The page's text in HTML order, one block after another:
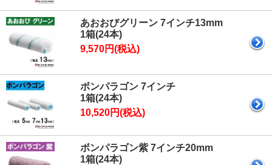
あおおびグリーン 7インチ13mm
1箱(24本)
9,570円(税込)
ボンパラゴン 7インチ
1箱(24本)
10,520円(税込)
ボンパラゴン紫 7インチ20mm
1箱(24本)